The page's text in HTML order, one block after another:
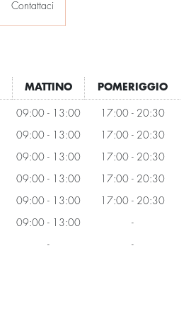
Contattaci
MATTINO POMERIGGIO
09:00 - 13:00
17:00 - 20:30
09:00 - 13:00
17:00 - 20:30
09:00 - 13:00
17:00 - 20:30
09:00 - 13:00
17:00 - 20:30
09:00 - 13:00
17:00 - 20:30
09:00 - 13:00
-
- -